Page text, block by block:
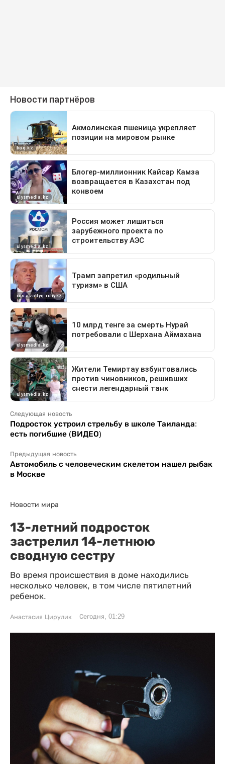
Следующая новость
Подросток устроил стрельбу в школе Таиланда:
есть погибшие (ВИДЕО)
Предыдущая новость
Автомобиль с человеческим скелетом нашел рыбак
в Москве
Новости мира
13-летний подросток
застрелил 14-летнюю
сводную сестру
Во время происшествия в доме находились
несколько человек, в том числе пятилетний
ребенок.
Анастасия Цирулик Сегодня, 01:29